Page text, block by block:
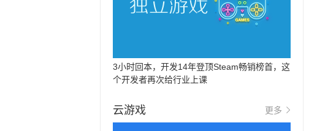
3小时回本，开发14年登顶Steam畅销榜首，这
个开发者再次给行业上课
云游戏 更多